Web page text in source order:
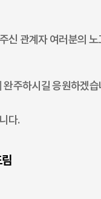
신 관계자 여러분의 노
주하시길 응원하겠습
다.